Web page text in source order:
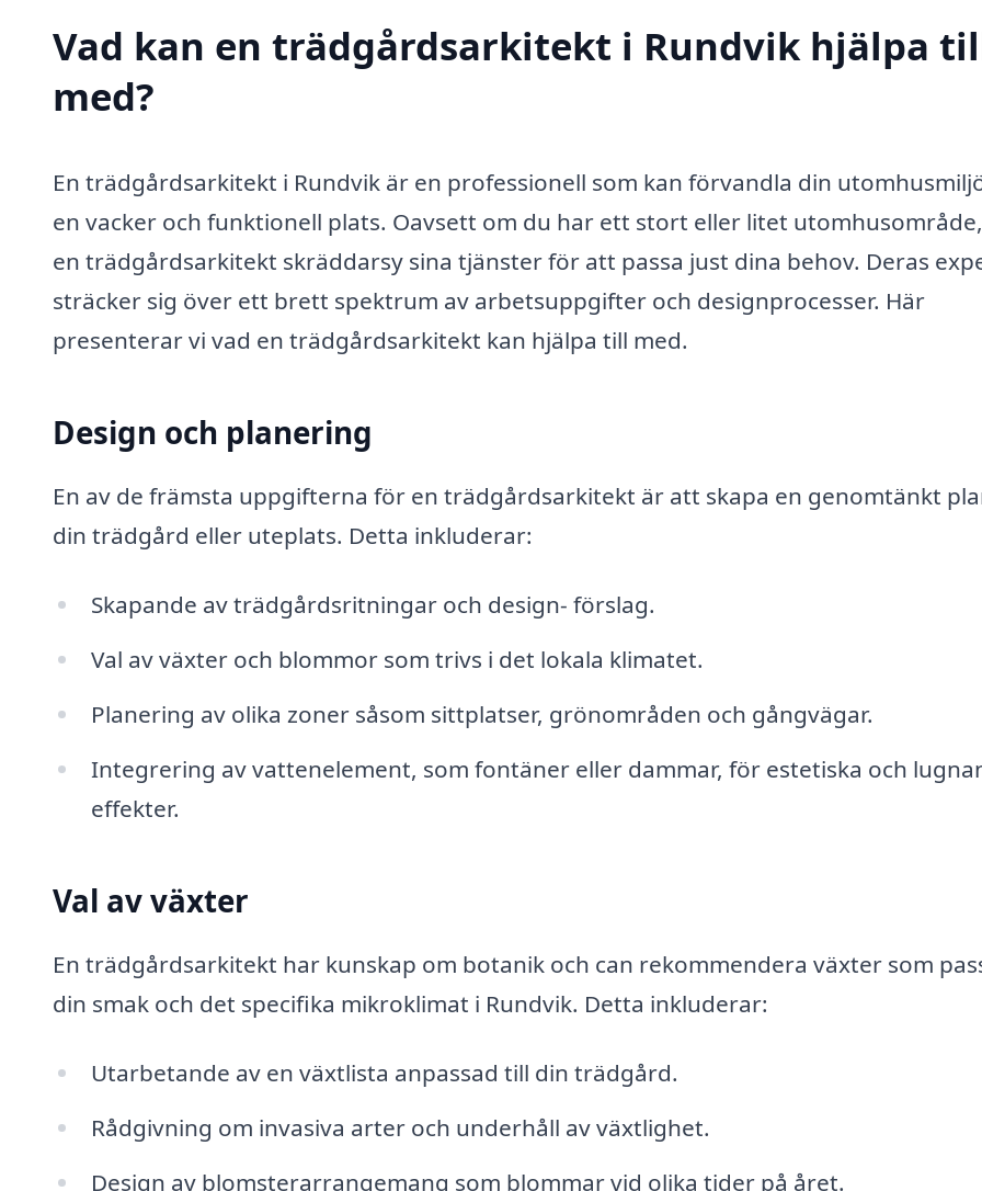
Vad kan en trädgårdsarkitekt i Rundvik hjälpa
med?
En trädgårdsarkitekt i Rundvik är en professionell som kan förvandla din
en vacker och funktionell plats. Oavsett om du har ett stort eller litet
en trädgårdsarkitekt skräddarsy sina tjänster för att passa just dina behov. Deras
sträcker sig över ett brett spektrum av arbetsuppgifter och designprocesser. Här
presenterar vi vad en trädgårdsarkitekt kan hjälpa till med.
Design och planering
En av de främsta uppgifterna för en trädgårdsarkitekt är att skapa en genomtänkt
din trädgård eller uteplats. Detta inkluderar:
Skapande av trädgårdsritningar och design- förslag.
Val av växter och blommor som trivs i det lokala klimatet.
Planering av olika zoner såsom sittplatser, grönområden och gångvägar.
Integrering av vattenelement, som fontäner eller dammar, för estetiska och
effekter.
Val av växter
En trädgårdsarkitekt har kunskap om botanik och can rekommendera växter som
din smak och det specifika mikroklimat i Rundvik. Detta inkluderar:
Utarbetande av en växtlista anpassad till din trädgård.
Rådgivning om invasiva arter och underhåll av växtlighet.
Design av blomsterarrangemang som blommar vid olika tider på året.